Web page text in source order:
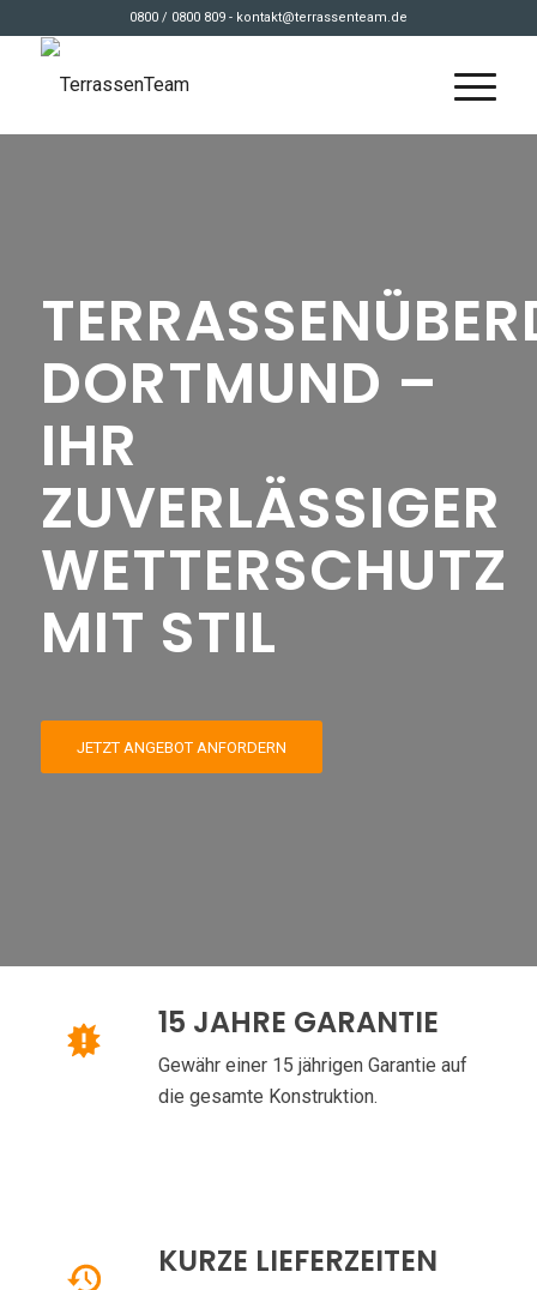
0800 / 0800 809 - kontakt@terrassenteam.de
DORTMUND –
IHR
ZUVERLÄSSIGER
WETTERSCHUTZ
MIT STIL
JETZT ANGEBOT ANFORDERN
15 JAHRE GARANTIE
Gewähr einer 15 jährigen Garantie auf
die gesamte Konstruktion.
KURZE LIEFERZEITEN